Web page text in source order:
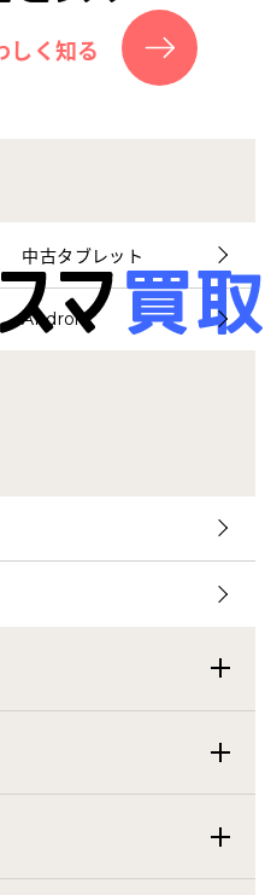
しく知る
中古タブレット
Android